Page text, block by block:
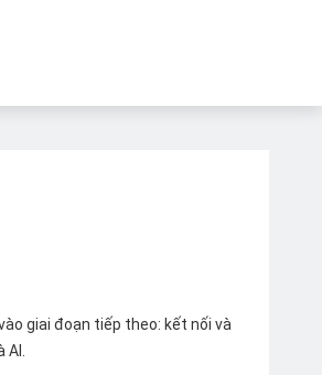
giai đoạn tiếp theo: kết nối và